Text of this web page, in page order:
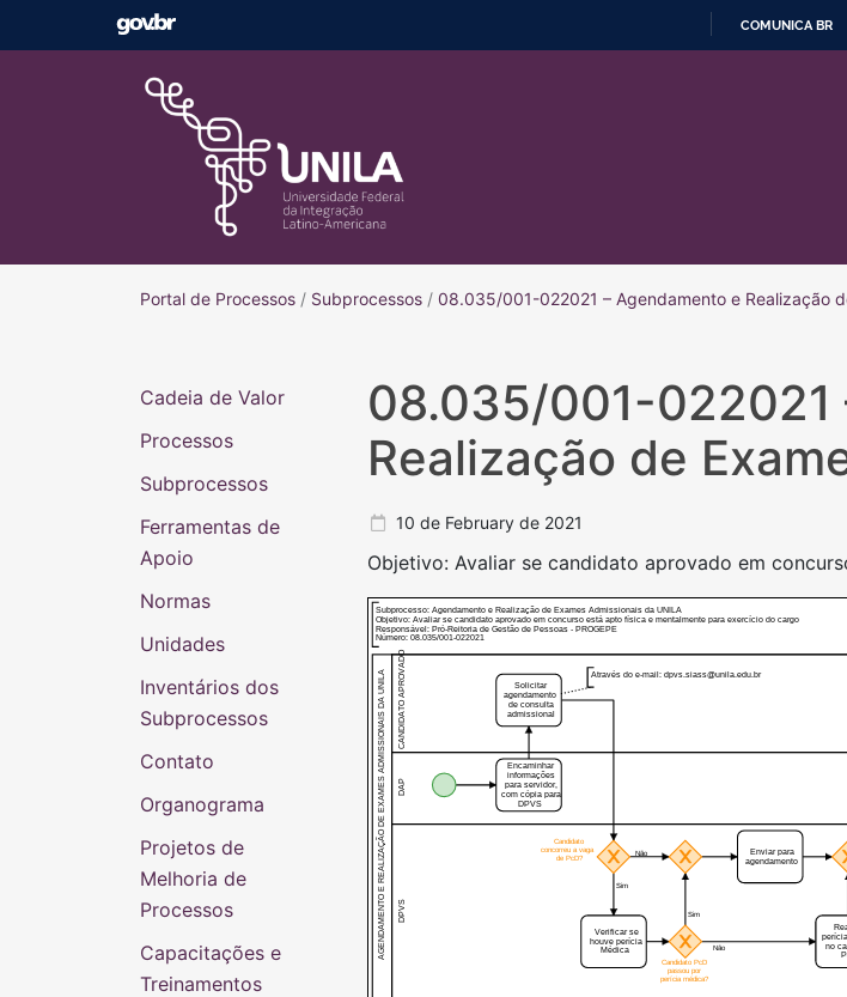
COMUNICA BR
Portal de ProcessosPortal de Processos
/ Subprocessos / 08.035/001-022021 – Agendamento e Realização
08.035/001-022021
Realização de
10 de February de 2021
Objetivo: Avaliar se candidato aprovado em
AGENDAMENTO E REALIZAÇÃO DE EXAMES ADMISSIONAIS DA UNILA DPVS
DAP
CANDIDATO APROVADO Solicitar
agendamento
de consulta
admissional
Candidato
concorreu a vaga
de PcD?
Candidato PcD
passou por
perícia médica?
Verificar se
houve perícia
Médica
no
Enviar para
agendamento
Encaminhar
informações
para servidor,
com cópia para
DPVS
Através do e-mail: dpvs.siass@unila.edu.br
Não
Sim
Não
Sim
Subprocesso: Agendamento e Realização de Exames Admissionais da UNILA
Objetivo: Avaliar se candidato aprovado em concurso está apto física e mentalmente para exercício do cargo
Responsável: Pró-Reitoria de Gestão de Pessoas - PROGEPE
Número: 08.035/001-022021
Cadeia de Valor
Processos
Subprocessos
Ferramentas de
Apoio
Normas
Unidades
Inventários dos
Subprocessos
Contato
Organograma
Projetos de
Melhoria de
Processos
Capacitações e
Treinamentos